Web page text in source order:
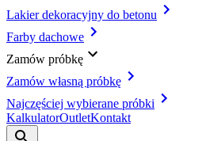
Lakier dekoracyjny do betonu
Farby dachowe
Zamów próbkę
Zamów własną próbkę
Najczęściej wybierane próbki
KalkulatorOutletKontakt